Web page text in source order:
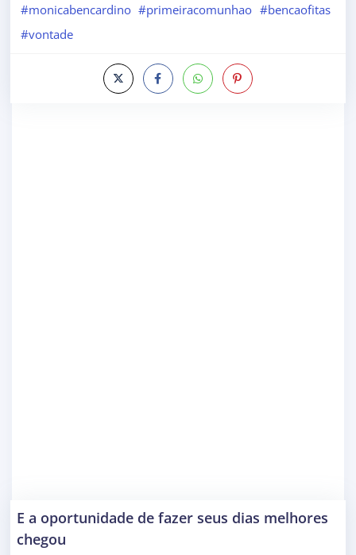
#monicabencardino #primeiracomunhao #bencaofitas
#vontade
E a oportunidade de fazer seus dias melhores
chegou